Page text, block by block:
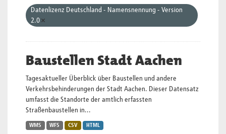
Datenlizenz Deutschland - Namensnennung - Version
2.0
Baustellen Stadt Aachen
Tagesaktueller Überblick über Baustellen und andere
Verkehrsbehinderungen der Stadt Aachen. Dieser Datensatz
umfasst die Standorte der amtlich erfassten
Straßenbaustellen in...
WMS WFS CSV HTML